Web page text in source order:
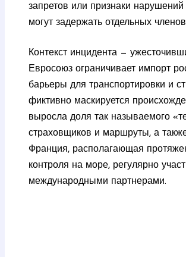
запретов или признаки
могут задержать отдельных
Контекст инцидента —
Евросоюз ограничивает импорт
барьеры для транспортировки и
фиктивно маскируется
выросла доля так называемого
страховщиков и маршруты, а
Франция, располагающая
контроля на море, регулярно
международными партнерами.